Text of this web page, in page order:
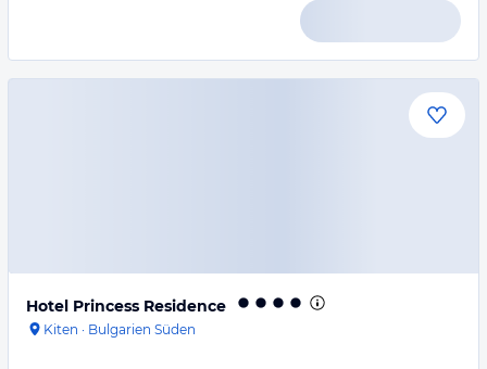
Hotel Princess Residence
Kiten · Bulgarien Süden